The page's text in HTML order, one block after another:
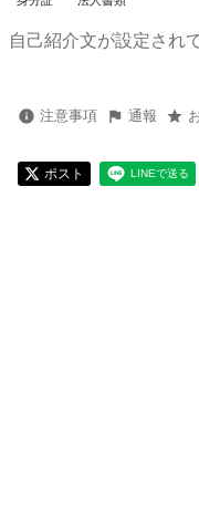
自己紹介文が設定され
注意事項 通報
ポスト LINEで送る